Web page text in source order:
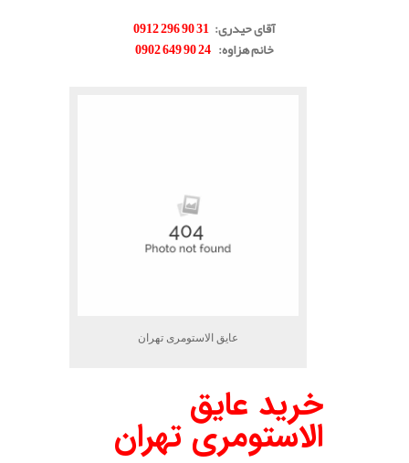
آقای حیدری:
31 90 296 0912
خانم هزاوه:
24 90 649 0902
عایق الاستومری تهران
خرید عایق
الاستومری تهران